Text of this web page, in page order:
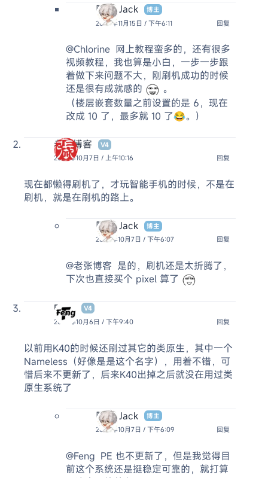
阿杰 Jack
博主
2024年11月15日 / 下午6:11
回复
@Chlorine 网上教程蛮多的，还有很多
视频教程，我也算是小白，一步一步跟
着做下来问题不大，刚刷机成功的时候
还是很有成就感的
。
（楼层嵌套数量之前设置的是 6，现在
改成 10 了，最多就 10 了😂。）
老张博客
V4
2024年10月7日 / 上午10:16
回复
现在都懒得刷机了，才玩智能手机的时候，不是在
刷机，就是在刷机的路上。
阿杰 Jack
博主
2024年10月7日 / 下午6:07
回复
@老张博客 是的，刷机还是太折腾了，
下次也直接买个 pixel 算了
Feng
V4
2024年10月6日 / 下午9:40
回复
以前用K40的时候还刷过其它的类原生，其中一个
Nameless（好像是是这个名字），用着不错，可
惜后来不更新了，后来K40出掉之后就没在用过类
原生系统了
阿杰 Jack
博主
2024年10月7日 / 下午6:09
回复
@Feng PE 也不更新了，但是我觉得目
前这个系统还是挺稳定可靠的，就打算